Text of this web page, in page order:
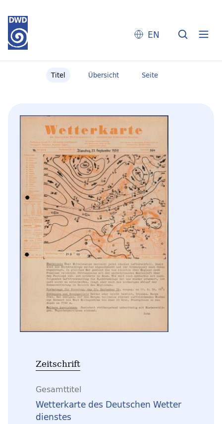
EN
Titel Übersicht Seite
Zeitschrift
Gesamttitel
Wetterkarte des Deutschen Wetter
dienstes